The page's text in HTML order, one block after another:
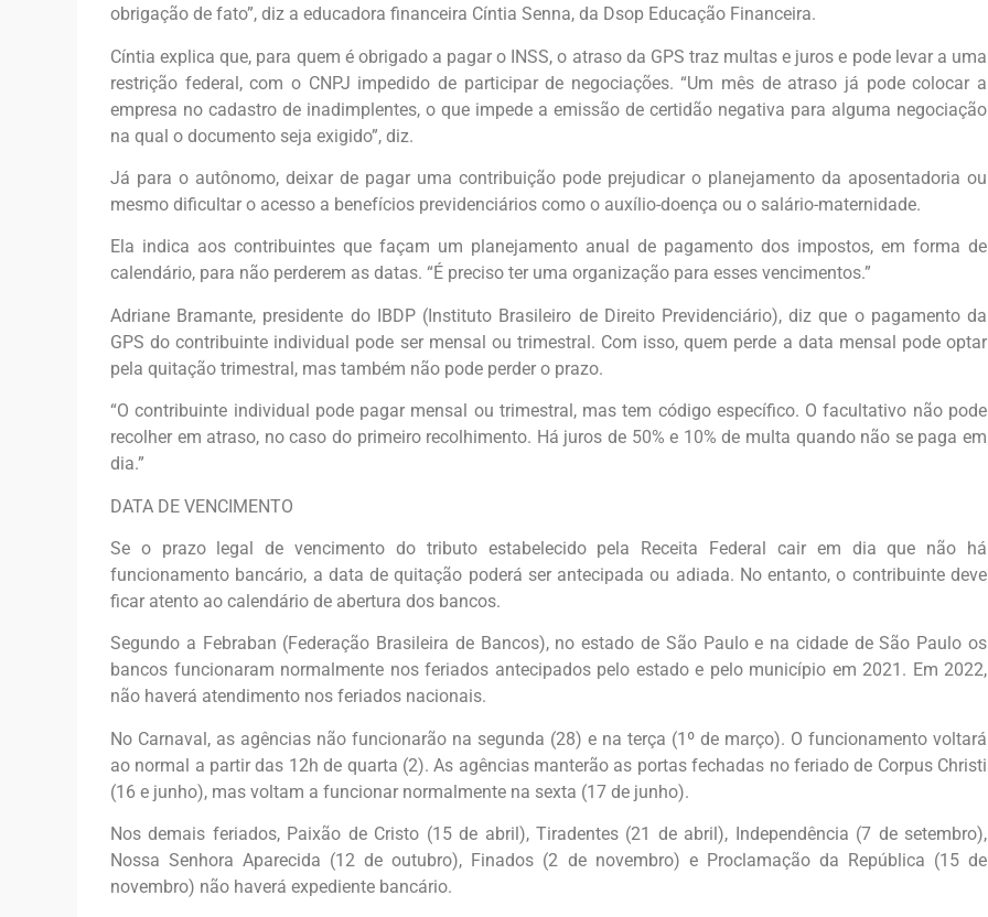
obrigação de fato”, diz a educadora financeira Cíntia Senna, da Dsop Educação Financeira.
Cíntia explica que, para quem é obrigado a pagar o INSS, o atraso da GPS traz multas e juros e pode levar a uma
restrição federal, com o CNPJ impedido de participar de negociações. “Um mês de atraso já pode colocar a
empresa no cadastro de inadimplentes, o que impede a emissão de certidão negativa para alguma negociação
na qual o documento seja exigido”, diz.
Já para o autônomo, deixar de pagar uma contribuição pode prejudicar o planejamento da aposentadoria ou
mesmo dificultar o acesso a benefícios previdenciários como o auxílio-doença ou o salário-maternidade.
Ela indica aos contribuintes que façam um planejamento anual de pagamento dos impostos, em forma de
calendário, para não perderem as datas. “É preciso ter uma organização para esses vencimentos.”
Adriane Bramante, presidente do IBDP (Instituto Brasileiro de Direito Previdenciário), diz que o pagamento da
GPS do contribuinte individual pode ser mensal ou trimestral. Com isso, quem perde a data mensal pode optar
pela quitação trimestral, mas também não pode perder o prazo.
“O contribuinte individual pode pagar mensal ou trimestral, mas tem código específico. O facultativo não pode
recolher em atraso, no caso do primeiro recolhimento. Há juros de 50% e 10% de multa quando não se paga em
dia.”
DATA DE VENCIMENTO
Se o prazo legal de vencimento do tributo estabelecido pela Receita Federal cair em dia que não há
funcionamento bancário, a data de quitação poderá ser antecipada ou adiada. No entanto, o contribuinte deve
ficar atento ao calendário de abertura dos bancos.
Segundo a Febraban (Federação Brasileira de Bancos), no estado de São Paulo e na cidade de São Paulo os
bancos funcionaram normalmente nos feriados antecipados pelo estado e pelo município em 2021. Em 2022,
não haverá atendimento nos feriados nacionais.
No Carnaval, as agências não funcionarão na segunda (28) e na terça (1º de março). O funcionamento voltará
ao normal a partir das 12h de quarta (2). As agências manterão as portas fechadas no feriado de Corpus Christi
(16 e junho), mas voltam a funcionar normalmente na sexta (17 de junho).
Nos demais feriados, Paixão de Cristo (15 de abril), Tiradentes (21 de abril), Independência (7 de setembro),
Nossa Senhora Aparecida (12 de outubro), Finados (2 de novembro) e Proclamação da República (15 de
novembro) não haverá expediente bancário.